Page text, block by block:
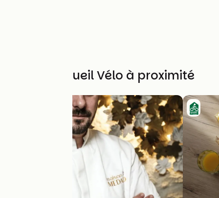
Autres Accueil Vélo à proximité